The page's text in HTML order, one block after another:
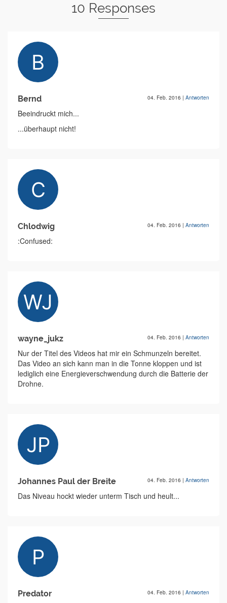
10 Responses
Bernd 04. Feb. 2016 | Antworten
Beeindruckt mich...
...überhaupt nicht!
Chlodwig 04. Feb. 2016 | Antworten
:Confused:
wayne_jukz 04. Feb. 2016 | Antworten
Nur der Titel des Videos hat mir ein Schmunzeln bereitet.
Das Video an sich kann man in die Tonne kloppen und ist
lediglich eine Energieverschwendung durch die Batterie der
Drohne.
Johannes Paul der Breite 04. Feb. 2016 | Antworten
Das Niveau hockt wieder unterm Tisch und heult...
Predator 04. Feb. 2016 | Antworten